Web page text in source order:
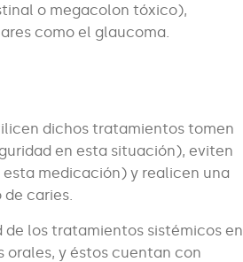
o megacolon tóxico),
como el glaucoma.
dichos tratamientos tomen
en esta situación), eviten
medicación) y realicen una
caries.
los tratamientos sistémicos en
y éstos cuentan con